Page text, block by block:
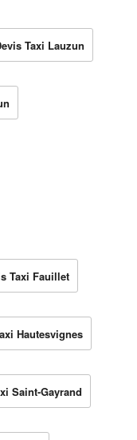
Taxi Lauzun
Taxi Fauillet
Hautesvignes
Saint-Gayrand